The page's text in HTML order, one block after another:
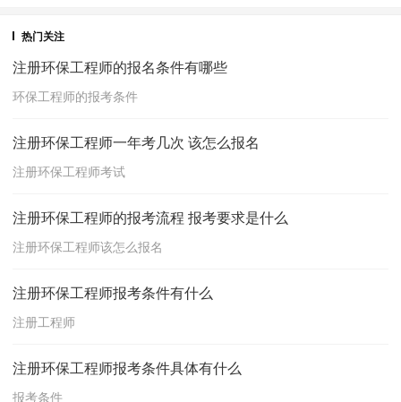
热门关注
注册环保工程师的报名条件有哪些
环保工程师的报考条件
注册环保工程师一年考几次 该怎么报名
注册环保工程师考试
注册环保工程师的报考流程 报考要求是什么
注册环保工程师该怎么报名
注册环保工程师报考条件有什么
注册工程师
注册环保工程师报考条件具体有什么
报考条件